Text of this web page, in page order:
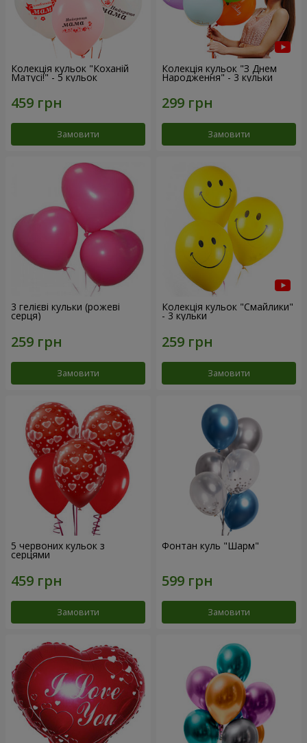
Колекція кульок "Коханій
Матусі!" - 5 кульок
Замовити
Колекція кульок "З Днем
Народження" - 3 кульки
Замовити
3 гелієві кульки (рожеві
серця)
Замовити
Колекція кульок "Смайлики"
- 3 кульки
Замовити
5 червоних кульок з
серцями
Замовити
Фонтан куль "Шарм"
Замовити